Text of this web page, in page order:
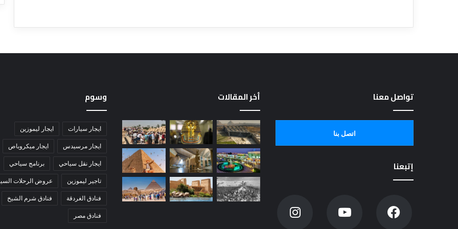
تواصل معنا
اتصل بنا
إتبعنا
أخر المقالات وسوم
ايجار سيارات ايجار ليموزين
ايجار مرسيدس ايجار ميكروباص
ايجار نقل سياحي برنامج سياحي
تاجير ليموزين عروض الرحلات
فنادق الغردقة فنادق شرم الشيخ
فنادق مصر